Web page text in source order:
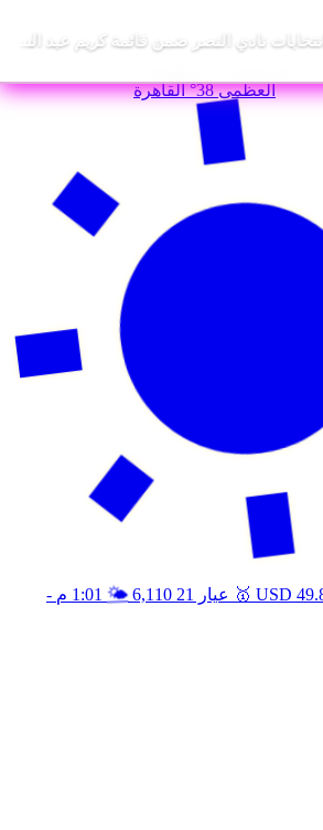
العظمى 38° القاهرة
USD
🥇 عيار 21 6,110
🌤️ 1:01 م
-
نادي النصر ضمن قائمة كريم عبد